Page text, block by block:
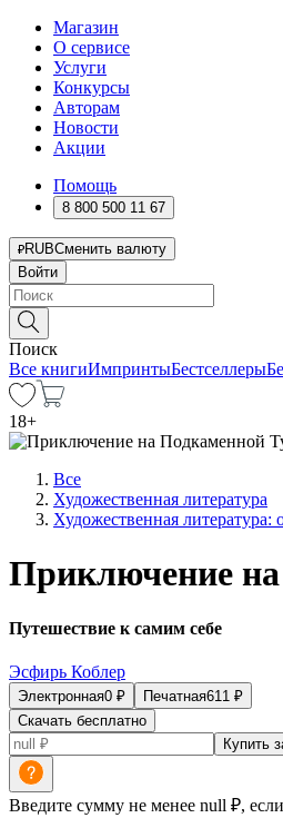
Магазин
О сервисе
Услуги
Конкурсы
Авторам
Новости
Акции
Помощь
8 800 500 11 67
RUBСменить валюту
Войти
Поиск
Все книгиИмпринтыБестселлеры
18+
Все
Художественная литература
Художественная литература:
Приключение
Путешествие к самим себе
Эсфирь Коблер
Электронная0 ₽ Печатная611 ₽
Скачать бесплатно
Купить
Введите сумму не менее null ₽,